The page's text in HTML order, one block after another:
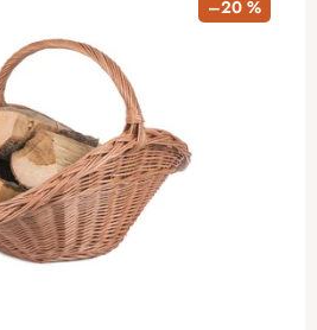
–20 %